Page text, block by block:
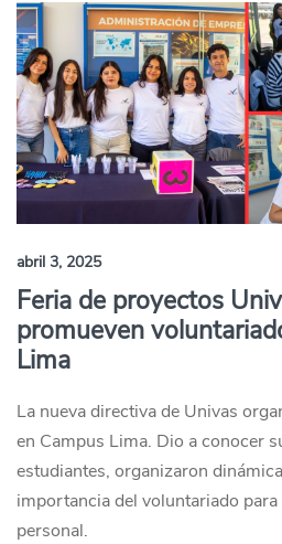
abril 3, 2025
Feria de proyectos
promueven
Lima
La nueva directiva de Univas
en Campus Lima. Dio a conocer
estudiantes, organizaron
importancia del voluntariado
personal.